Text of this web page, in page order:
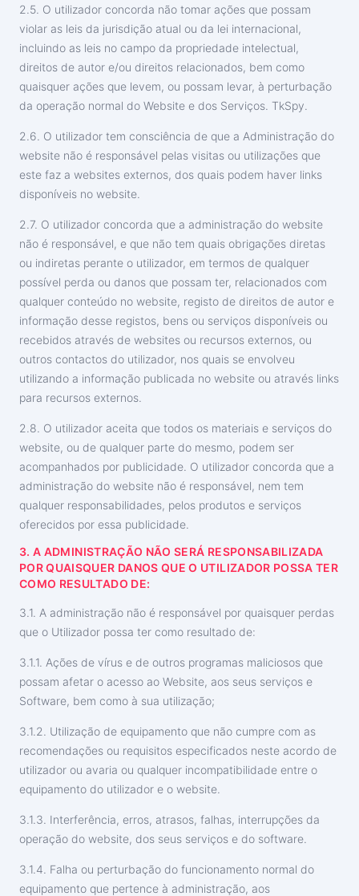
2.5. O utilizador concorda não tomar ações que possam
violar as leis da jurisdição atual ou da lei internacional,
incluindo as leis no campo da propriedade intelectual,
direitos de autor e/ou direitos relacionados, bem como
quaisquer ações que levem, ou possam levar, à perturbação
da operação normal do Website e dos Serviços. TkSpy.
2.6. O utilizador tem consciência de que a Administração do
website não é responsável pelas visitas ou utilizações que
este faz a websites externos, dos quais podem haver links
disponíveis no website.
2.7. O utilizador concorda que a administração do website
não é responsável, e que não tem quais obrigações diretas
ou indiretas perante o utilizador, em termos de qualquer
possível perda ou danos que possam ter, relacionados com
qualquer conteúdo no website, registo de direitos de autor e
informação desse registos, bens ou serviços disponíveis ou
recebidos através de websites ou recursos externos, ou
outros contactos do utilizador, nos quais se envolveu
utilizando a informação publicada no website ou através links
para recursos externos.
2.8. O utilizador aceita que todos os materiais e serviços do
website, ou de qualquer parte do mesmo, podem ser
acompanhados por publicidade. O utilizador concorda que a
administração do website não é responsável, nem tem
qualquer responsabilidades, pelos produtos e serviços
oferecidos por essa publicidade.
3. A ADMINISTRAÇÃO NÃO SERÁ RESPONSABILIZADA
POR QUAISQUER DANOS QUE O UTILIZADOR POSSA TER
COMO RESULTADO DE:
3.1. A administração não é responsável por quaisquer perdas
que o Utilizador possa ter como resultado de:
3.1.1. Ações de vírus e de outros programas maliciosos que
possam afetar o acesso ao Website, aos seus serviços e
Software, bem como à sua utilização;
3.1.2. Utilização de equipamento que não cumpre com as
recomendações ou requisitos especificados neste acordo de
utilizador ou avaria ou qualquer incompatibilidade entre o
equipamento do utilizador e o website.
3.1.3. Interferência, erros, atrasos, falhas, interrupções da
operação do website, dos seus serviços e do software.
3.1.4. Falha ou perturbação do funcionamento normal do
equipamento que pertence à administração, aos